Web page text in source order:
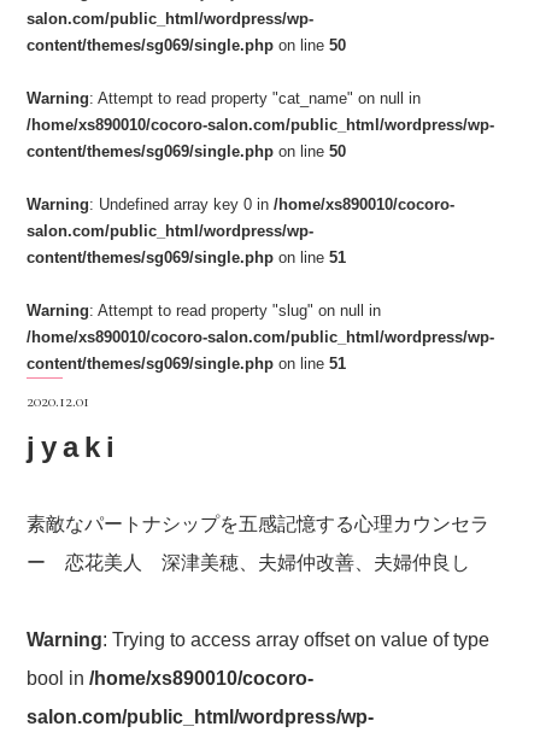
salon.com/public_html/wordpress/wp-
content/themes/sg069/single.php on line50
Warning: Attempt to read property "cat_name" on null in
/home/xs890010/cocoro-salon.com/public_html/wordpress/wp-
content/themes/sg069/single.php on line50
Warning: Undefined array key 0 in/home/xs890010/cocoro-
salon.com/public_html/wordpress/wp-
content/themes/sg069/single.php on line51
Warning: Attempt to read property "slug" on null in
/home/xs890010/cocoro-salon.com/public_html/wordpress/wp-
content/themes/sg069/single.php on line51
2020.12.01
jyaki
素敵なパートナシップを五感記憶する心理カウンセラ
ー 恋花美人 深津美穂、夫婦仲改善、夫婦仲良し
Warning: Trying to access array offset on value of type
bool in/home/xs890010/cocoro-
salon.com/public_html/wordpress/wp-